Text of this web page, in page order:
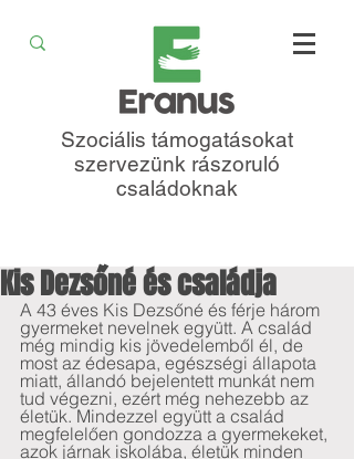
Szociális támogatásokat
szervezünk rászoruló
családoknak
Kis Dezsőné és családja
A 43 éves Kis Dezsőné és férje három
gyermeket nevelnek együtt. A család
még mindig kis jövedelemből él, de
most az édesapa, egészségi állapota
miatt, állandó bejelentett munkát nem
tud végezni, ezért még nehezebb az
életük. Mindezzel együtt a család
megfelelően gondozza a gyermekeket,
azok járnak iskolába, életük minden